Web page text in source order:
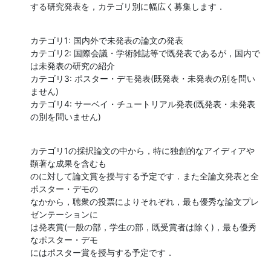
する研究発表を，カテゴリ別に幅広く募集します．
カテゴリ1: 国内外で未発表の論文の発表
カテゴリ2: 国際会議・学術雑誌等で既発表であるが，国内で
は未発表の研究の紹介
カテゴリ3: ポスター・デモ発表(既発表・未発表の別を問い
ません)
カテゴリ4: サーベイ・チュートリアル発表(既発表・未発表
の別を問いません)
カテゴリ1の採択論文の中から，特に独創的なアイディアや
顕著な成果を含むも
のに対して論文賞を授与する予定です．また全論文発表と全
ポスター・デモの
なかから，聴衆の投票によりそれぞれ，最も優秀な論文プレ
ゼンテーションに
は発表賞(一般の部，学生の部，既受賞者は除く)，最も優秀
なポスター・デモ
にはポスター賞を授与する予定です．